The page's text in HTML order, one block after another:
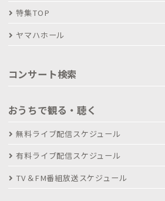
特集TOP
ヤマハホール
コンサート検索
おうちで観る・聴く
無料ライブ配信スケジュール
有料ライブ配信スケジュール
TV＆FM番組放送スケジュール